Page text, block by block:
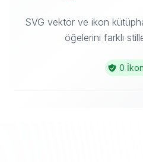
SVG vektör ve ikon
öğelerini farklı
0